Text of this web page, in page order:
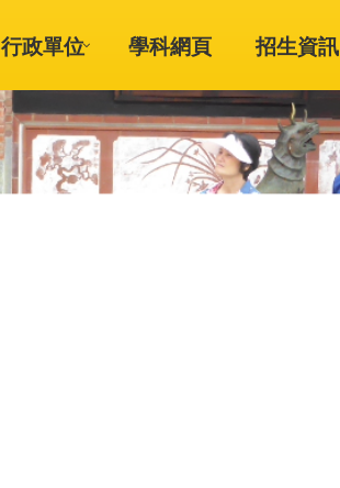
行政單位 學科網頁 招生資訊